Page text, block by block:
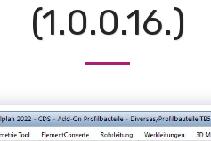
(1.0.0.16.)